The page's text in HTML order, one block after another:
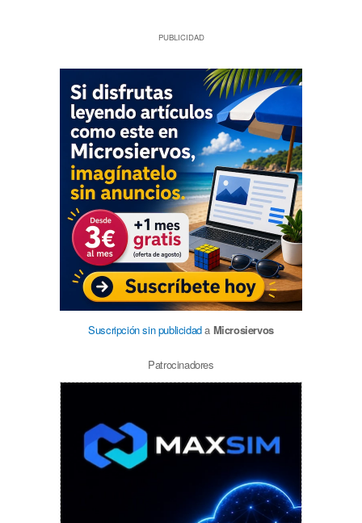
PUBLICIDAD
Suscripción sin publicidada Microsiervos
Patrocinadores